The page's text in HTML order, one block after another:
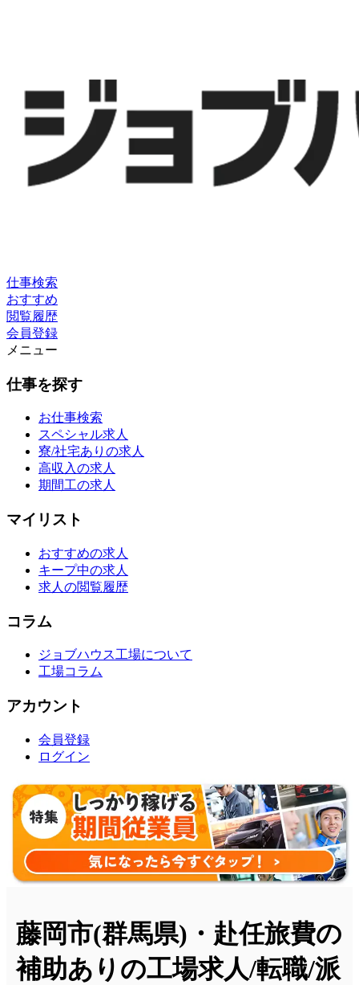
仕事検索
おすすめ
閲覧履歴
会員登録
メニュー
仕事を探す
お仕事検索
スペシャル求人
寮/社宅ありの求人
高収入の求人
期間工の求人
マイリスト
おすすめの求人
キープ中の求人
求人の閲覧履歴
コラム
ジョブハウス工場について
工場コラム
アカウント
会員登録
ログイン
藤岡市(群馬県)・赴任旅費の
補助ありの工場求人/転職/派